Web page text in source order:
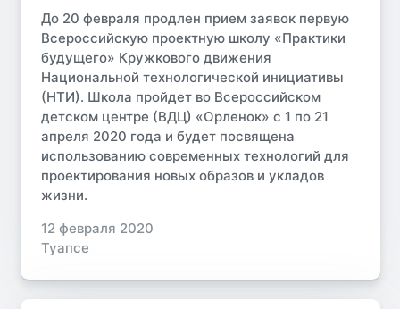
До 20 февраля продлен прием заявок первую
Всероссийскую проектную школу «Практики
будущего» Кружкового движения
Национальной технологической инициативы
(НТИ). Школа пройдет во Всероссийском
детском центре (ВДЦ) «Орленок» с 1 по 21
апреля 2020 года и будет посвящена
использованию современных технологий для
проектирования новых образов и укладов
жизни.
12 февраля 2020
Туапсе